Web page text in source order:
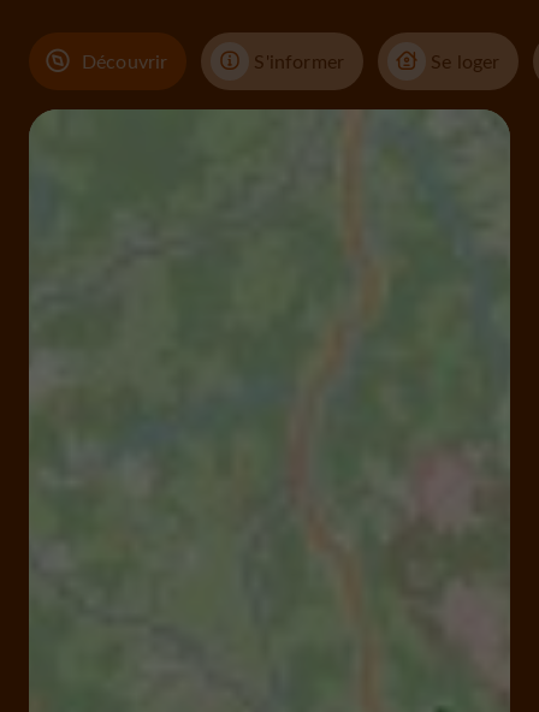
Découvrir S'informer Se loger